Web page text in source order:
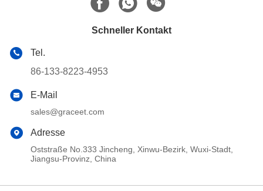
Schneller Kontakt
Tel.
86-133-8223-4953
E-Mail
sales@graceet.com
Adresse
Oststraße No.333 Jincheng, Xinwu-Bezirk, Wuxi-Stadt,
Jiangsu-Provinz, China